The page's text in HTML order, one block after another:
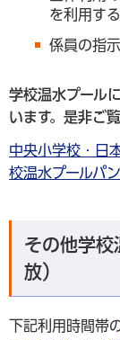
を利用す
係員の指
学校温水プール
います。是非ご
中央小学校・日
校温水プールパ
その他学校
放）
下記利用時間帯